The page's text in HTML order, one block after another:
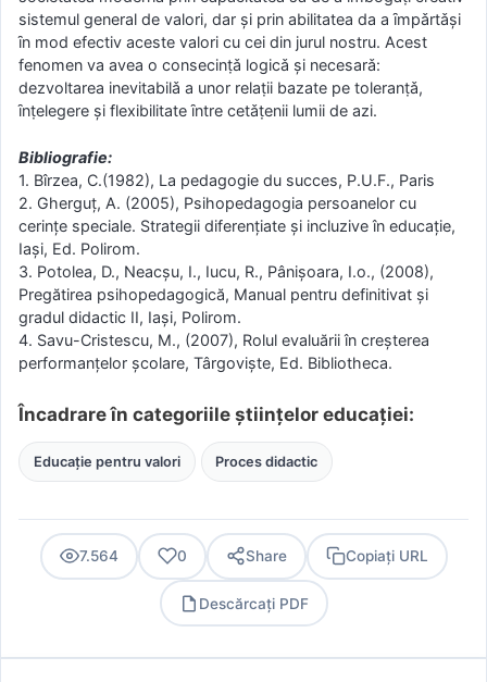
sistemul general de valori, dar şi prin abilitatea da a ȋmpǎrtǎşi
ȋn mod efectiv aceste valori cu cei din jurul nostru. Acest
fenomen va avea o consecinṭǎ logicǎ şi necesarǎ:
dezvoltarea inevitabilǎ a unor relaṭii bazate pe toleranṭǎ,
ȋnṭelegere şi flexibilitate ȋntre cetǎṭenii lumii de azi.
Bibliografie:
1. Bîrzea, C.(1982), La pedagogie du succes, P.U.F., Paris
2. Gherguţ, A. (2005), Psihopedagogia persoanelor cu
cerinţe speciale. Strategii diferenţiate şi incluzive în educaţie,
Iaşi, Ed. Polirom.
3. Potolea, D., Neacşu, I., Iucu, R., Pânişoara, I.o., (2008),
Pregătirea psihopedagogică, Manual pentru definitivat şi
gradul didactic II, Iaşi, Polirom.
4. Savu-Cristescu, M., (2007), Rolul evaluării în creşterea
performanţelor şcolare, Târgovişte, Ed. Bibliotheca.
Încadrare în categoriile științelor educației:
Educație pentru valori Proces didactic
7.564 0 Share Copiați URL
Descărcați PDF